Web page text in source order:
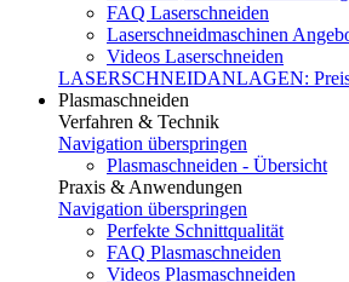
FAQ Laserschneiden
Laserschneidmaschinen
Videos Laserschneiden
LASERSCHNEIDANLAGEN:
Plasmaschneiden
Verfahren & Technik
Navigation überspringen
Plasmaschneiden - Übersicht
Praxis & Anwendungen
Navigation überspringen
Perfekte Schnittqualität
FAQ Plasmaschneiden
Videos Plasmaschneiden